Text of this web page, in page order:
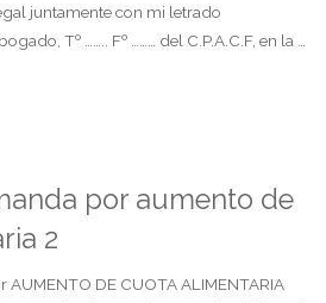
juntamente con mi letrado
Tº …….. Fº ……… del C.P.A.C.F, en la …
por aumento de
2
AUMENTO DE CUOTA ALIMENTARIA